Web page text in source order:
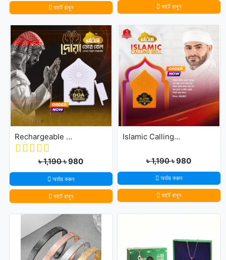
কার্টে রাখুন কার্টে রাখুন
Rechargeable Dua Door Bell
৳ 1,190৳ 980
অর্ডার করুন
কার্টে রাখুন
Islamic Calling Bell
৳ 1,190৳ 980
অর্ডার করুন
কার্টে রাখুন